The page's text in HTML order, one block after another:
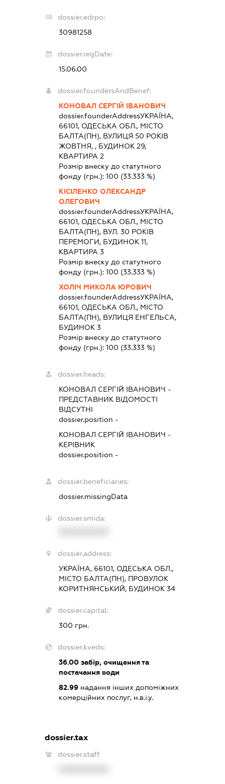
dossier.edrpo:
30981258
dossier.regDate:
15.06.00
dossier.foundersAndBenef:
КОНОВАЛ СЕРГІЙ ІВАНОВИЧ
dossier.founderAddressУКРАЇНА,
66101, ОДЕСЬКА ОБЛ., МІСТО
БАЛТА(ПН), ВУЛИЦЯ 50 РОКІВ
ЖОВТНЯ, , БУДИНОК 29,
КВАРТИРА 2
Розмір внеску до статутного
фонду (грн.):100 (33.333 %)
КІСІЛЕНКО ОЛЕКСАНДР
ОЛЕГОВИЧ
dossier.founderAddressУКРАЇНА,
66101, ОДЕСЬКА ОБЛ., МІСТО
БАЛТА(ПН), ВУЛ. 30 РОКІВ
ПЕРЕМОГИ, БУДИНОК 11,
КВАРТИРА 3
Розмір внеску до статутного
фонду (грн.):100 (33.333 %)
ХОЛІЧ МИКОЛА ЮРОВИЧ
dossier.founderAddressУКРАЇНА,
66101, ОДЕСЬКА ОБЛ., МІСТО
БАЛТА(ПН), ВУЛИЦЯ ЕНГЕЛЬСА,
БУДИНОК 3
Розмір внеску до статутного
фонду (грн.):100 (33.333 %)
dossier.heads:
КОНОВАЛ СЕРГІЙ ІВАНОВИЧ -
ПРЕДСТАВНИК ВІДОМОСТІ
ВІДСУТНІ
dossier.position -
КОНОВАЛ СЕРГІЙ ІВАНОВИЧ -
КЕРІВНИК
dossier.position -
dossier.beneficiaries:
dossier.missingData
dossier.smida:
dossier.address:
УКРАЇНА, 66101, ОДЕСЬКА ОБЛ.,
МІСТО БАЛТА(ПН), ПРОВУЛОК
КОРИТНЯНСЬКИЙ, БУДИНОК 34
dossier.capital:
300 грн.
dossier.kveds:
36.00 забір, очищення та
постачання води
82.99 надання інших допоміжних
комерційних послуг, н.в.і.у.
dossier.tax
dossier.staff